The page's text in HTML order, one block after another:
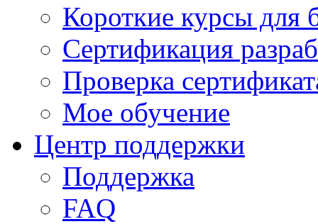
Короткие курсы для
Сертификация
Проверка
Мое обучение
Центр поддержки
Поддержка
FAQ